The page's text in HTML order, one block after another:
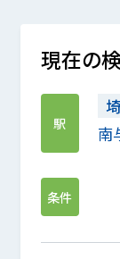
現在の
駅
南
条件